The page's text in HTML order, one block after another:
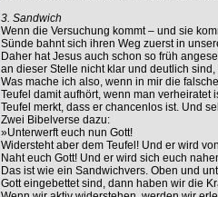
3. Sandwich
Wenn die Versuchung kommt – und sie
Sünde bahnt sich ihren Weg zuerst in
Daher hat Jesus auch schon so früh
an dieser Stelle nicht klar und deutlich sind,
Was mache ich also, wenn in mir die
Teufel damit aufhört, wenn man verheiratet
Teufel merkt, dass er chancenlos ist. Und
Zwei Bibelverse dazu:
»Unterwerft euch nun Gott!
Widersteht aber dem Teufel! Und er wird
Naht euch Gott! Und er wird sich euch
Das ist wie ein Sandwichvers. Oben und
Gott eingebettet sind, dann haben wir die